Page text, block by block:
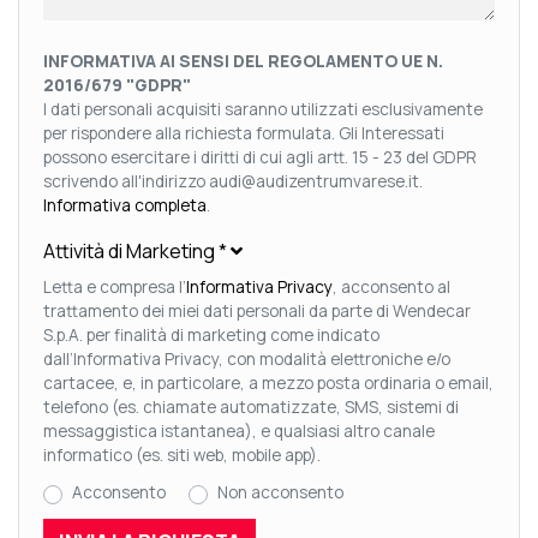
INFORMATIVA AI SENSI DEL REGOLAMENTO UE N.
2016/679 "GDPR"
I dati personali acquisiti saranno utilizzati esclusivamente
per rispondere alla richiesta formulata. Gli Interessati
possono esercitare i diritti di cui agli artt. 15 - 23 del GDPR
scrivendo all'indirizzo audi@audizentrumvarese.it.
Informativa completa.
Attività di Marketing*
Letta e compresa l’Informativa Privacy, acconsento al
trattamento dei miei dati personali da parte di Wendecar
S.p.A. per finalità di marketing come indicato
dall’Informativa Privacy, con modalità elettroniche e/o
cartacee, e, in particolare, a mezzo posta ordinaria o email,
telefono (es. chiamate automatizzate, SMS, sistemi di
messaggistica istantanea), e qualsiasi altro canale
informatico (es. siti web, mobile app).
Acconsento
Non acconsento